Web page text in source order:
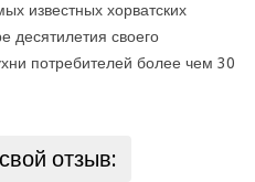
известных хорватских
десятилетия своего
потребителей более чем 30
отзыв: